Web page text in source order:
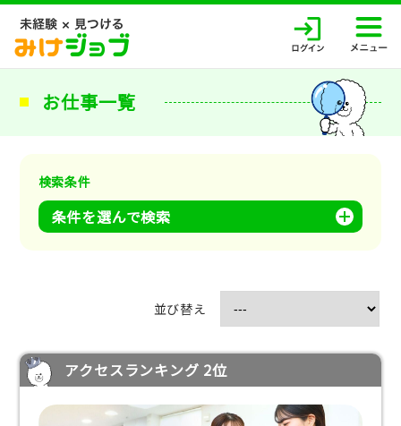
お仕事一覧
検索条件
条件を選んで検索
並び替え
アクセスランキング 2位